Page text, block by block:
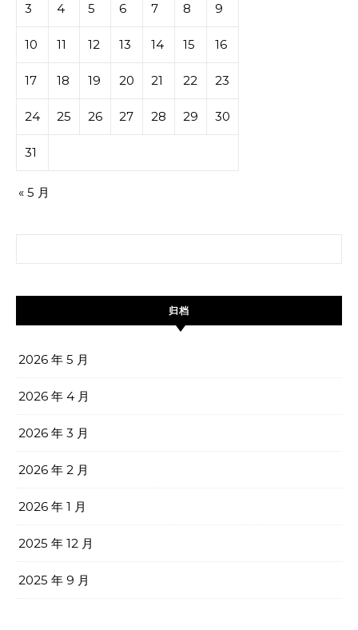
3 4 5 6 7 8 9
10 11 12 13 14 15 16
17 18 19 20 21 22 23
24 25 26 27 28 29 30
31
« 5 月
归档
2026 年 5 月
2026 年 4 月
2026 年 3 月
2026 年 2 月
2026 年 1 月
2025 年 12 月
2025 年 9 月